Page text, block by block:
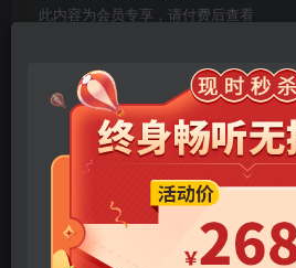
此内容为会员专享，请付费后查看
9.9 ￥99
年卡会员免费
立即购买
您当前未登录！建议登
闲话当年.flac